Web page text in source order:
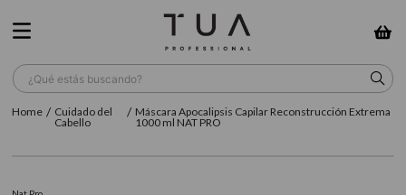
¿Qué estás buscando?
Cuidado del
Cabello
Máscara Apocalipsis Capilar Reconstrucción Extrema
1000 ml NAT PRO
TÉRMINOS MÁS BUSCADOS